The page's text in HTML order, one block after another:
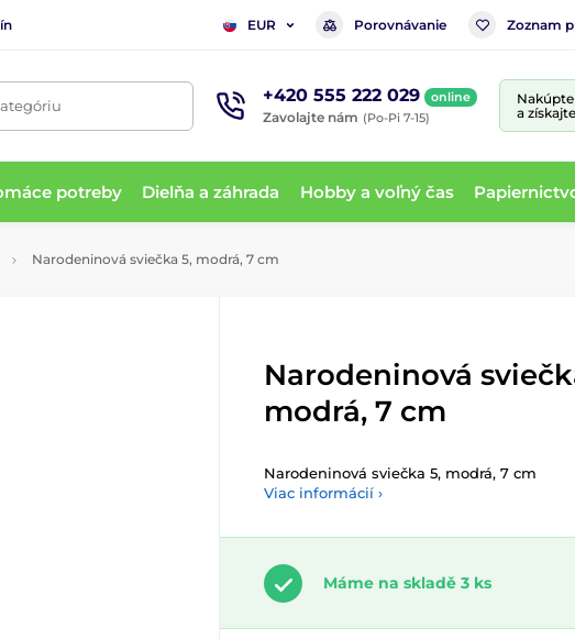
EUR Porovnávanie Zoznam
+420 555 222 029 online
Zavolajte nám (Po-Pi 7-15)
a získajte
potreby Dielňa a záhrada Hobby a voľný čas
Narodeninová sviečka 5, modrá, 7 cm
Narodeninová
modrá, 7 cm
Narodeninová sviečka 5, modrá, 7 cm
Viac informácií ›
Máme na skladě 3 ks